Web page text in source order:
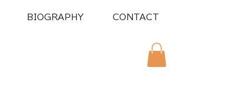
BIOGRAPHY CONTACT